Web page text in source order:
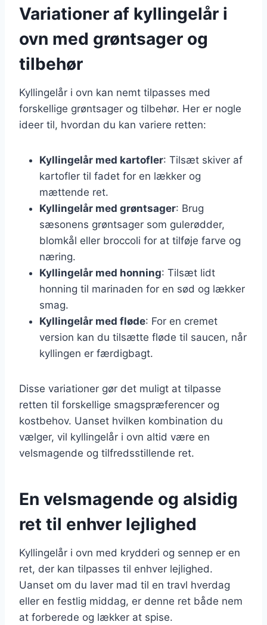
Variationer af kyllingelår i
ovn med grøntsager og
tilbehør
Kyllingelår i ovn kan nemt tilpasses med
forskellige grøntsager og tilbehør. Her er nogle
ideer til, hvordan du kan variere retten:
Kyllingelår med kartofler: Tilsæt skiver af
kartofler til fadet for en lækker og
mættende ret.
Kyllingelår med grøntsager: Brug
sæsonens grøntsager som gulerødder,
blomkål eller broccoli for at tilføje farve og
næring.
Kyllingelår med honning: Tilsæt lidt
honning til marinaden for en sød og lækker
smag.
Kyllingelår med fløde: For en cremet
version kan du tilsætte fløde til saucen, når
kyllingen er færdigbagt.
Disse variationer gør det muligt at tilpasse
retten til forskellige smagspræferencer og
kostbehov. Uanset hvilken kombination du
vælger, vil kyllingelår i ovn altid være en
velsmagende og tilfredsstillende ret.
En velsmagende og alsidig
ret til enhver lejlighed
Kyllingelår i ovn med krydderi og sennep er en
ret, der kan tilpasses til enhver lejlighed.
Uanset om du laver mad til en travl hverdag
eller en festlig middag, er denne ret både nem
at forberede og lækker at spise.